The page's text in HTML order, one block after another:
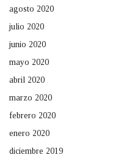
agosto 2020
julio 2020
junio 2020
mayo 2020
abril 2020
marzo 2020
febrero 2020
enero 2020
diciembre 2019